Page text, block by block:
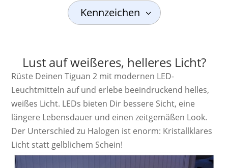
Kennzeichen
Lust auf weißeres, helleres Licht?
Rüste Deinen Tiguan 2 mit modernen LED-
Leuchtmitteln auf und erlebe beeindruckend helles,
weißes Licht. LEDs bieten Dir bessere Sicht, eine
längere Lebensdauer und einen zeitgemäßen Look.
Der Unterschied zu Halogen ist enorm: Kristallklares
Licht statt gelblichem Schein!